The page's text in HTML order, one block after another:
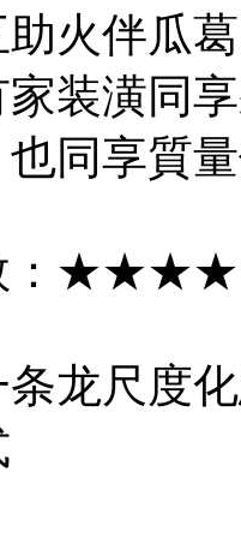
助火伴瓜
装潢同
同享質
：
条龙尺度